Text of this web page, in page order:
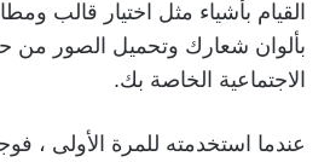
القيام بأشياء مثل اختيار قالب
بألوان شعارك وتحميل الصور من
الاجتماعية الخاصة بك.
عندما استخدمته للمرة الأولى ،